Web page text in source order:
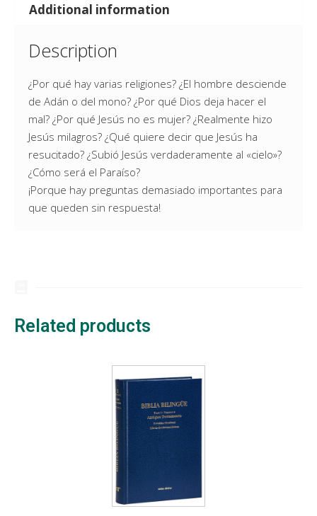
Additional information
Description
¿Por qué hay varias religiones? ¿El hombre desciende
de Adán o del mono? ¿Por qué Dios deja hacer el
mal? ¿Por qué Jesús no es mujer? ¿Realmente hizo
Jesús milagros? ¿Qué quiere decir que Jesús ha
resucitado? ¿Subió Jesús verdaderamente al «cielo»?
¿Cómo será el Paraíso?
¡Porque hay preguntas demasiado importantes para
que queden sin respuesta!
Related products